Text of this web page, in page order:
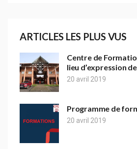
ARTICLES LES PLUS VUS
Centre de
lieu d’expression
20 avril 2019
Programme de
20 avril 2019